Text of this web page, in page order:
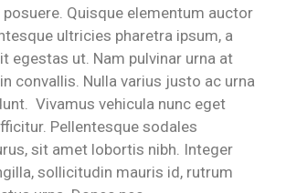
Quisque elementum auctor
ultricies pharetra ipsum, a
egestas ut. Nam pulvinar urna at
convallis. Nulla varius justo ac urna
Vivamus vehicula nunc eget
Pellentesque sodales
sit amet lobortis nibh. Integer
sollicitudin mauris id, rutrum